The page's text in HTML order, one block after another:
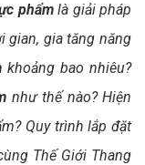
phẩmlà giải pháp
gian, gia tăng năng
khoảng bao nhiêu?
như thế nào? Hiện
Quy trình lắp đặt
Thế Giới Thang